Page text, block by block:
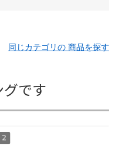
同じカテゴリの 商品を探す
です